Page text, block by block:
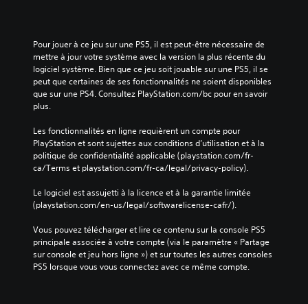
Pour jouer à ce jeu sur une PS5, il est peut-être nécessaire de
mettre à jour votre système avec la version la plus récente du
logiciel système. Bien que ce jeu soit jouable sur une PS5, il se
peut que certaines de ses fonctionnalités ne soient disponibles
que sur une PS4. Consultez PlayStation.com/bc pour en savoir
plus.
Les fonctionnalités en ligne requièrent un compte pour
PlayStation et sont sujettes aux conditions d’utilisation et à la
politique de confidentialité applicable (playstation.com/fr-
ca/Terms et playstation.com/fr-ca/legal/privacy-policy).
Le logiciel est assujetti à la licence et à la garantie limitée
(playstation.com/en-us/legal/softwarelicense-cafr/).
Vous pouvez télécharger et lire ce contenu sur la console PS5
principale associée à votre compte (via le paramètre « Partage
sur console et jeu hors ligne ») et sur toutes les autres consoles
PS5 lorsque vous vous connectez avec ce même compte.